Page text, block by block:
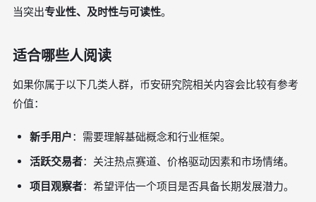
当突出专业性、及时性与可读性。
适合哪些人阅读
如果你属于以下几类人群，币安研究院相关内容会比较有参考
价值：
新手用户：需要理解基础概念和行业框架。
活跃交易者：关注热点赛道、价格驱动因素和市场情绪。
项目观察者：希望评估一个项目是否具备长期发展潜力。